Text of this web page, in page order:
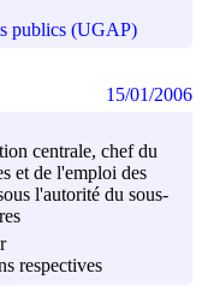
publics (UGAP)
centrale, chef du
et de l'emploi des
l'autorité du sous-
respectives
15/01/2006